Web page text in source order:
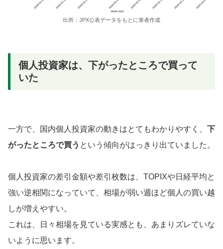
出所：JPX公表データをもとに筆者作成
個人投資家は、下がったところで買って
いた
一方で、国内個人投資家の動きはとてもわかりやすく、 下
がったところで買う という傾向がはっきり出ていました。
個人投資家の差引金額や差引枚数は、TOPIXや日経平均と
強い逆相関になっていて、相場が弱い週ほど個人の買い越
しが増えやすい。
これは、日々相場を見ている実感とも、あまりズレていな
いように思います。